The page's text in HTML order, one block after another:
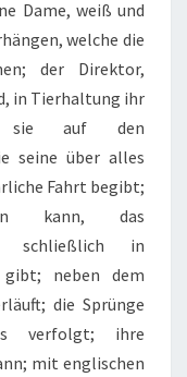
Dame, weiß und
welche die
der Direktor,
in Tierhaltung ihr
sie auf den
seine über alles
Fahrt begibt;
kann, das
schließlich in
gibt; neben dem
die Sprünge
verfolgt; ihre
mit englischen